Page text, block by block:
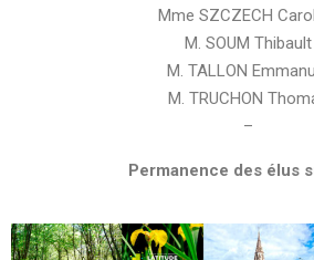
Mme SZCZECH
M. SOUM Thibault
M. TALLON
M. TRUCHON
–
Permanence des élus